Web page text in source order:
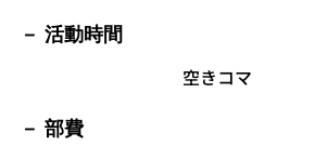
活動時間
空きコマ
部費